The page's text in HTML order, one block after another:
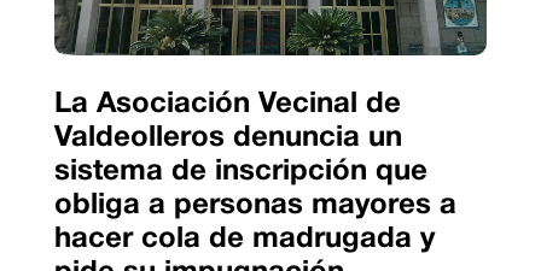
La Asociación Vecinal de
Valdeolleros denuncia un
sistema de inscripción que
obliga a personas mayores a
hacer cola de madrugada y